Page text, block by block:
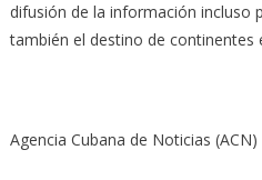
difusión de la información incluso
también el destino de continentes
Agencia Cubana de Noticias (ACN)